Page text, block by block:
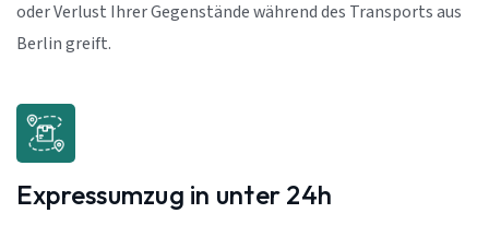
oder Verlust Ihrer Gegenstände während des Transports aus
Berlin greift.
Expressumzug in unter 24h